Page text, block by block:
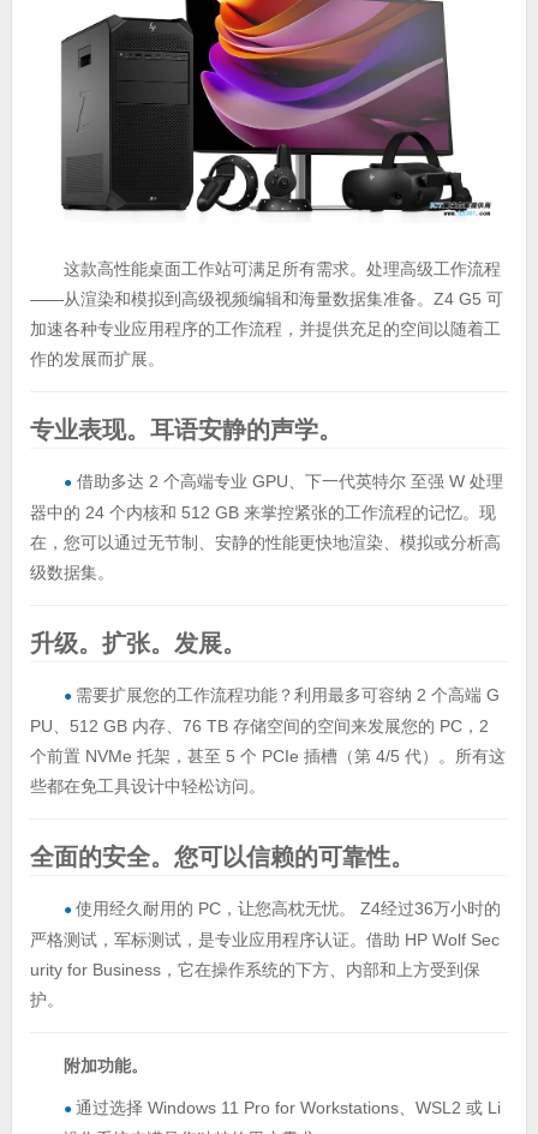
这款高性能桌面工作站可满足所有需求。处理高级工作流程
——从渲染和模拟到高级视频编辑和海量数据集准备。Z4 G5 可
加速各种专业应用程序的工作流程，并提供充足的空间以随着工
作的发展而扩展。
专业表现。耳语安静的声学。
●借助多达 2 个高端专业 GPU、下一代英特尔 至强 W 处理
器中的 24 个内核和 512 GB 来掌控紧张的工作流程的记忆。现
在，您可以通过无节制、安静的性能更快地渲染、模拟或分析高
级数据集。
升级。扩张。发展。
● 需要扩展您的工作流程功能？利用最多可容纳 2 个高端 G
PU、512 GB 内存、76 TB 存储空间的空间来发展您的 PC，2
个前置 NVMe 托架，甚至 5 个 PCIe 插槽（第 4/5 代）。所有这
些都在免工具设计中轻松访问。
全面的安全。您可以信赖的可靠性。
● 使用经久耐用的 PC，让您高枕无忧。 Z4经过36万小时的
严格测试，军标测试，是专业应用程序认证。借助 HP Wolf Sec
urity for Business，它在操作系统的下方、内部和上方受到保
护。
附加功能。
● 通过选择 Windows 11 Pro for Workstations、WSL2 或 Li